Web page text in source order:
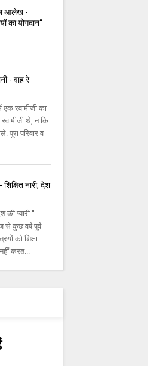
आलेख -
का योगदान‘‘
- वाह रे
एक स्वामीजी का
स्वामीजी थे, न कि
पूरा परिवार व
नारी, देश
की प्यारी ''
कुछ वर्ष पूर्व
को शिक्षा
करत...